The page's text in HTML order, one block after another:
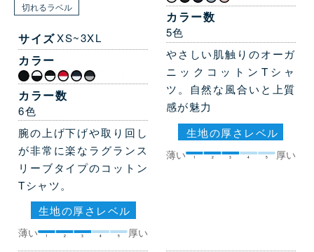
切れるラベル
サイズXS~3XL
カラー
カラー数
6色
腕の上げ下げや取り回し
が非常に楽なラグランス
リーブタイプのコットン
Tシャツ。
生地の厚さレベル
薄い 1 2 3 4 5 厚い
カラー数
5色
やさしい肌触りのオーガ
ニックコットンTシャ
ツ。自然な風合いと上質
感が魅力
生地の厚さレベル
薄い 1 2 3 4 5 厚い